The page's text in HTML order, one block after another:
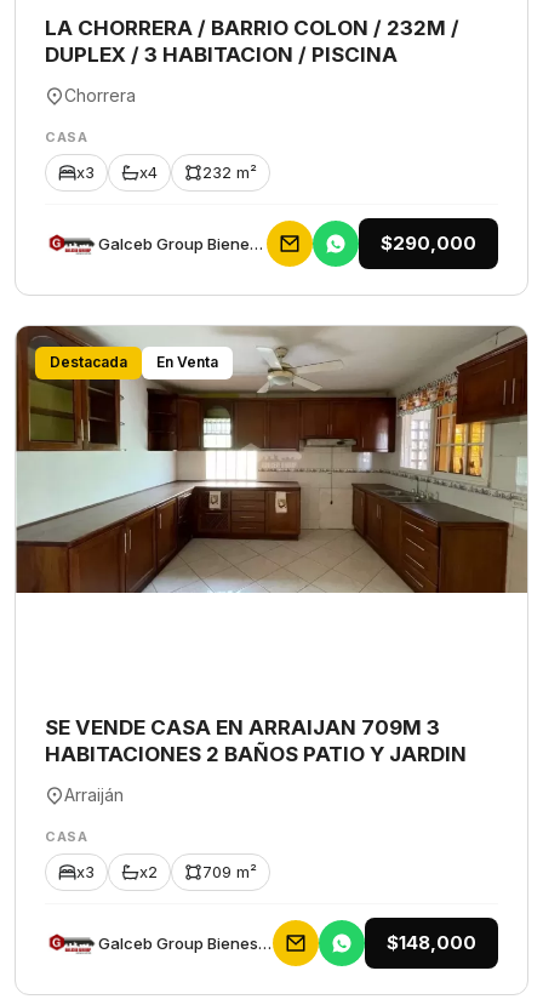
LA CHORRERA / BARRIO COLON / 232M /
DUPLEX / 3 HABITACION / PISCINA
Chorrera
CASA
x3 x4 232 m²
Galceb Group Bienes Raices $290,000
Destacada En Venta
SE VENDE CASA EN ARRAIJAN 709M 3
HABITACIONES 2 BAÑOS PATIO Y JARDIN
Arraiján
CASA
x3 x2 709 m²
Galceb Group Bienes Raices $148,000